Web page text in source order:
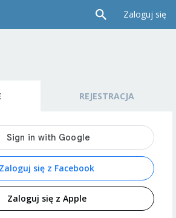
Zaloguj się
REJESTRACJA
Zaloguj się z Facebook
Zaloguj się z Apple